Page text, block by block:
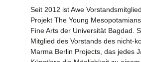
Seit 2012 ist Awe
Projekt The Young
Fine Arts der Universität Bagdad.
Mitglied des Vorstands des nicht-
Marma Berlin Projects, das jedes